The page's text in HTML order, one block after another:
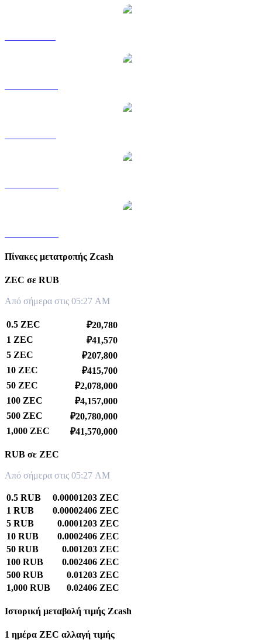
Πίνακες μετατροπής Zcash
ZEC σε RUB
Από σήμερα στις 05:27 AM
0.5 ZEC
₽20,780
1 ZEC
₽41,570
5 ZEC
₽207,800
10 ZEC
₽415,700
50 ZEC
₽2,078,000
100 ZEC
₽4,157,000
500 ZEC
₽20,780,000
1,000 ZEC
₽41,570,000
RUB σε ZEC
Από σήμερα στις 05:27 AM
0.5 RUB
0.00001203 ZEC
1 RUB
0.00002406 ZEC
5 RUB
0.0001203 ZEC
10 RUB
0.0002406 ZEC
50 RUB
0.001203 ZEC
100 RUB
0.002406 ZEC
500 RUB
0.01203 ZEC
1,000 RUB
0.02406 ZEC
Ιστορική μεταβολή τιμής Zcash
1 ημέρα ZEC αλλαγή τιμής